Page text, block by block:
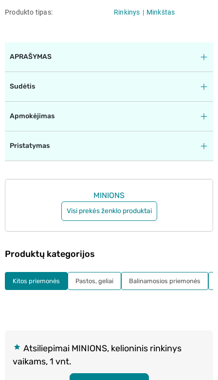
Produkto tipas Rinkinys Minkštas
APRAŠYMAS
Sudėtis
Apmokėjimas
Pristatymas
MINIONS
Visi prekės ženklo produktai
Atsiliepimai MINIONS, kelioninis rinkinys
vaikams, 1 vnt.
Produktų kategorijos
Kitos priemonės Pastos, geliai Balinamosios priemonės